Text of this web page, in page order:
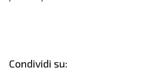
Condividi su: